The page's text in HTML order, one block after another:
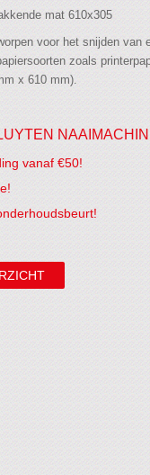
mat 610x305
voor het snijden van
zoals
x 610 mm).
vanaf €50!